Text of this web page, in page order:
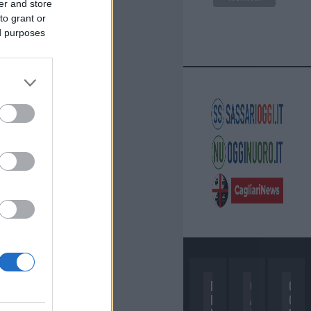
and store
grant or
purposes
D
I
C
A
C
O